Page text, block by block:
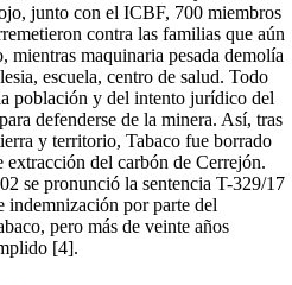
junto con el ICBF, 700 miembros
contra las familias que aún
mientras maquinaria pesada demolía
escuela, centro de salud. Todo
población y del intento jurídico del
defenderse de la minera. Así, tras
y territorio, Tabaco fue borrado
del carbón de Cerrejón.
se pronunció la sentencia T-329/17
indemnización por parte del
pero más de veinte años
[4].